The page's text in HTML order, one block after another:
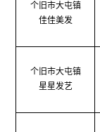
个旧市大屯镇
佳佳美发
个旧市大屯镇
星星发艺